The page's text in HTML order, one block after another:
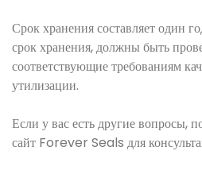
Срок хранения составляет один
срок хранения, должны быть
соответствующие требованиям
утилизации.
Если у вас есть другие вопросы,
сайт Forever Seals для